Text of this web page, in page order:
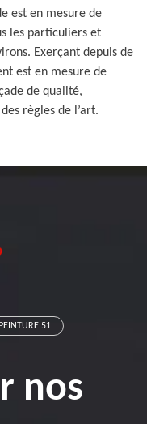
est en mesure de
les particuliers et
Exerçant depuis de
est en mesure de
de qualité,
règles de l’art.
51
nos